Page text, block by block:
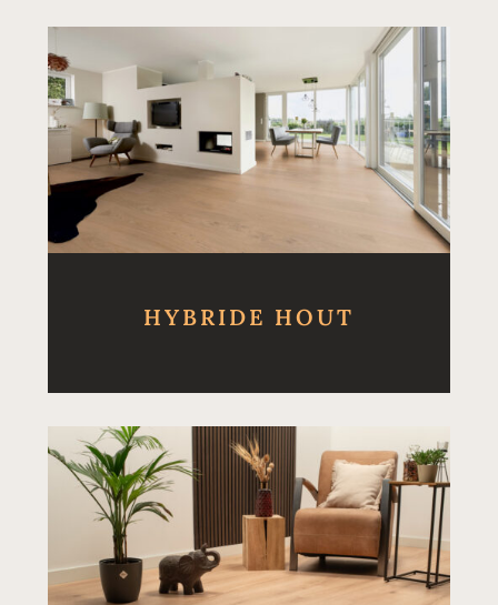
HYBRIDE HOUT